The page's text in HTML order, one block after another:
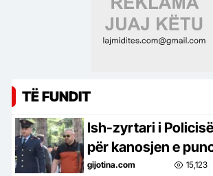
TË FUNDIT
Ish-zyrtari i
për kanosjen e
një hoteli në Dhërmi
gijotina.com 15,123